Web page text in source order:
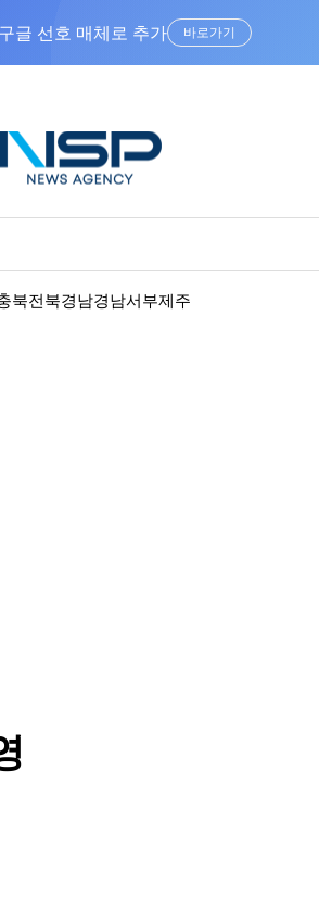
글 선호 매체로 추가 바로가기
북전북경남경남서부제주